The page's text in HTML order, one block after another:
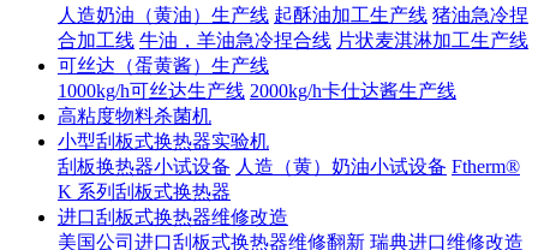
人造奶油（黄油）生产线 起酥油加工生产线 猪油急冷捏
合加工线 牛油，羊油急冷捏合线 片状麦淇淋加工生产线
可丝达（蛋黄酱）生产线
1000kg/h可丝达生产线 2000kg/h卡仕达酱生产线
高粘度物料杀菌机
小型刮板式换热器实验机
刮板换热器小试设备 人造（黄）奶油小试设备 Ftherm®
K 系列刮板式换热器
进口刮板式换热器维修改造
美国公司进口刮板式换热器维修翻新 瑞典进口维修改造